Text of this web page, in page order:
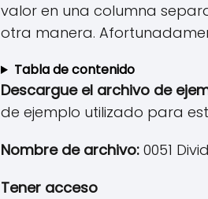
valor en una columna
otra manera.
Tabla de contenido
Descargue el archivo de
de ejemplo utilizado para
Nombre de archivo: 0051
Tener acceso